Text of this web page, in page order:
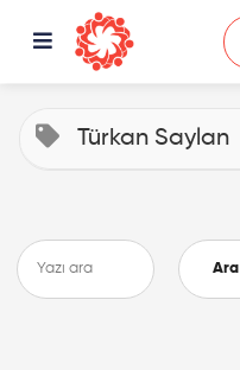
Türkan Saylan
Ara